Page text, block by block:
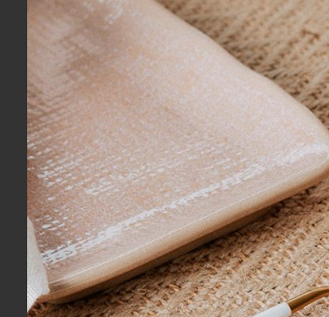
Informações Do Produto
Cor: Verde Alecrim
Conteúdo: 1 colcha 3,10 m x 2,60 m + 2
Composição: 100% algodão, fio
Tipo de Material: tecido 270 fios
1 Colcha + 2 porta travesseiros 50x70cm
Descrição da Marca
A Buddemeyer Luxus, linha premium
tecidos, com designs únicos e repletos
proporcionar bem-estar. A